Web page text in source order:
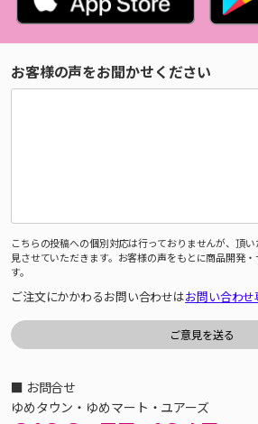
お客様の声をお聞かせください
こちらの投稿への個別対応は行っておりませんが、頂
見させていただきます。お客様の声をもとに商品開発
す。
ご注文にかかわるお問い合わせはお問い合わ
■ お問合せ
ゆめタウン・ゆめマート・ユアーズ